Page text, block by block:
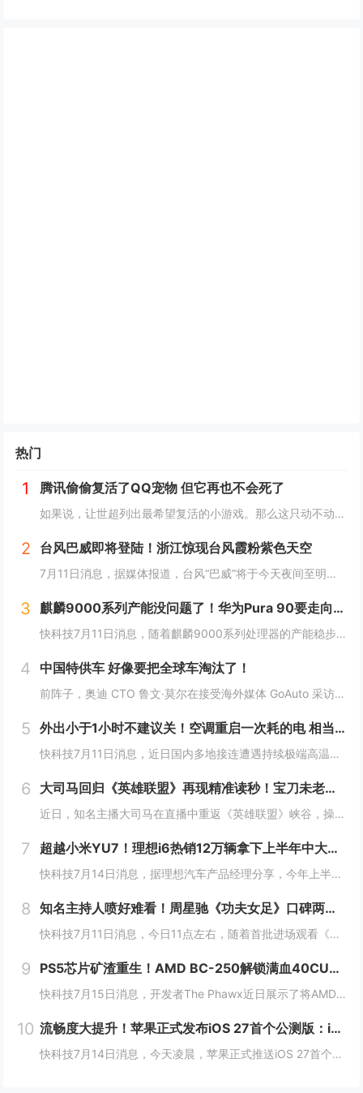
热门
1 腾讯偷偷复活了QQ宠物 但它再也不会死了
如果说，让世超列出最希望复活的小游戏。那么这只动不动就要死，上点班就喊累的胖企鹅，绝对可以排到前列。而就在一个月前，QQ 似乎准备让它回归了。内测上线了全新的 QQ 宠物功能。腾讯偷偷复活了QQ宠物 但它再也不会死了读到这，是不是不少人已经...
2 台风巴威即将登陆！浙江惊现台风霞粉紫色天空
7月11日消息，据媒体报道，台风“巴威”将于今天夜间至明天凌晨在浙江温岭至瑞安一带沿海登陆。中央气象台今天傍晚继续发布台风橙色预警。受台风巴威影响，目前浙江温州洞头风力逐渐增强，当地已发布海浪红色预警，沿海地区防御等级持续提升。值得一提的是...
3 麒麟9000系列产能没问题了！华为Pura 90要走向全球 7月14吉隆坡见
快科技7月11日消息，随着麒麟9000系列处理器的产能稳步释放，华为旗下多款搭载自研旗舰芯片的机型也开始加速向海外市场推进铺货，此前仅在国内市场供应的影像旗舰序列，正式开启大规模出海节奏。现在定位高端旗舰的Pura 90s Pro系列已经率...
4 中国特供车 好像要把全球车淘汰了！
前阵子，奥迪 CTO 鲁文·莫尔在接受海外媒体 GoAuto 采访中说了一句： 一款车型就能满足全球需求的时代，已经过去了。中国特供车 好像要把全球车淘汰了！这句话我觉得说的很对，但不知道是他本人还是媒体的转述出了偏差，反正后面听起来就挺...
5 外出小于1小时不建议关！空调重启一次耗的电 相当于连续开30分钟
快科技7月11日消息，近日国内多地接连遭遇持续极端高温，连日炙烤的晴热天气下，空调成了绝大多数家庭消暑纳凉的刚需家电，日常使用时长被拉到全年峰值。针对不少人短时间外出就随手关掉空调的习惯，相关家电领域的专家特意给出了更合理的用能建议，如果外...
6 大司马回归《英雄联盟》再现精准读秒！宝刀未老惊到小司马
近日，知名主播大司马在直播中重返《英雄联盟》峡谷，操刀皇子进行排位对局。在比赛过程中，他再次展现了曾经让玩家津津乐道的招牌技巧——“精准读秒”，凭借经验判断在没有任何视野信息的情况下，准确预判敌方打野剑圣的位置，引发直播间热议。大司马回归《...
7 超越小米YU7！理想i6热销12万辆拿下上半年中大型SUV销冠
快科技7月14日消息，据理想汽车产品经理分享，今年上半年，理想i6销量已突破12万辆，成功超越小米YU7、方程豹钛7拿下中大型SUV榜冠军。作为理想推出的第三款纯电车，i6确实承担着重担，同时也不负使命，连续3个月月销破2万台，是20万几仅...
8 知名主持人喷好难看！周星驰《功夫女足》口碑两极分化：有人力挺 有人吐槽烂片
快科技7月11日消息，今日11点左右，随着首批进场观看《功夫女足》的观众陆续散场走出影院，对应影片评价的相关内容就立刻铺满了各大社交平台，好看、无厘头笑点密集、热血够劲儿这类正向反馈率先刷出了很高的热度。和满屏好评同步冒头的，是大量指向性极...
9 PS5芯片矿渣重生！AMD BC-250解锁满血40CU：流畅跑3A
快科技7月15日消息，开发者The Phawx近日展示了将AMD BC-250矿机主板改装成Linux游戏PC的完整方案，总成本约250美元。通过Linux内核补丁解锁隐藏的全部40个计算单元后，BC-250能在1080p分辨率下流畅运行多...
10 流畅度大提升！苹果正式发布iOS 27首个公测版：iPhone 11及以上都能升级
快科技7月14日消息，今天凌晨，苹果正式推送iOS 27首个公测版，安装包大小约19.59GB。与此前需要开发者账号才能安装的开发者预览版不同，iOS 27公测版面向所有Apple ID用户免费开放，完成注册后即可接收系统更新。机型适配方面...